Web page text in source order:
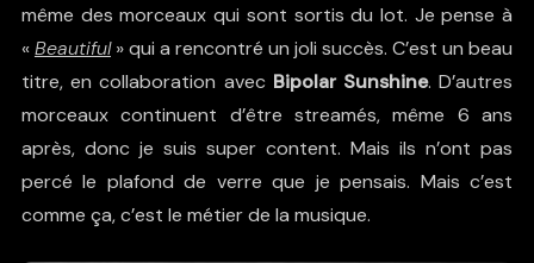
même des morceaux qui sont sortis du lot. Je pense à
«Beautiful» qui a rencontré un joli succès. C’est un beau
titre, en collaboration avec Bipolar Sunshine. D’autres
morceaux continuent d’être streamés, même 6 ans
après, donc je suis super content. Mais ils n’ont pas
percé le plafond de verre que je pensais. Mais c’est
comme ça, c’est le métier de la musique.